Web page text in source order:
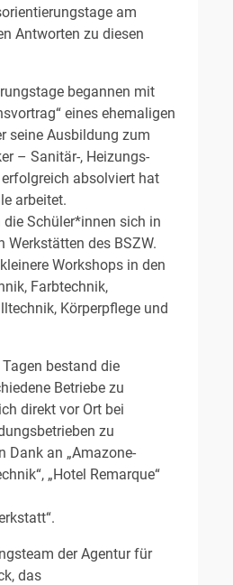
am
Antworten zu diesen
begannen mit
eines ehemaligen
seine Ausbildung zum
– Sanitär-, Heizungs-
absolviert hat
arbeitet.
die Schüler*innen sich in
Werkstätten des BSZW.
Workshops in den
Farbtechnik,
Körperpflege und
bestand die
Betriebe zu
direkt vor Ort bei
zu
Dank an „Amazone-
„Hotel Remarque“
der Agentur für
das